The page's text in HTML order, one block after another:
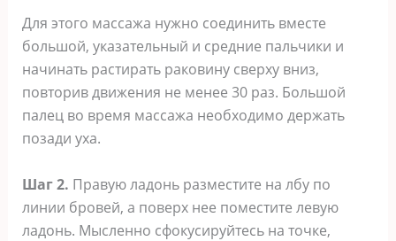
Для этого массажа нужно соединить вместе
большой, указательный и средние пальчики и
начинать растирать раковину сверху вниз,
повторив движения не менее 30 раз. Большой
палец во время массажа необходимо держать
позади уха.
Шаг 2. Правую ладонь разместите на лбу по
линии бровей, а поверх нее поместите левую
ладонь. Мысленно сфокусируйтесь на точке,